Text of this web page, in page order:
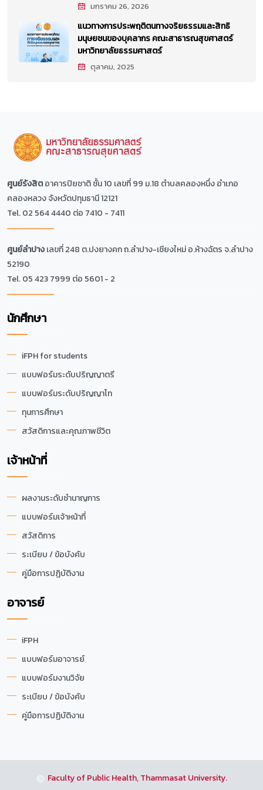
มกราคม 26, 2026
แนวทางการประพฤติตนทางจริยธรรมและสิทธิ
มนุษยชนของบุคลากร คณะสาธารณสุขศาสตร์
มหาวิทยาลัยธรรมศาสตร์
ตุลาคม, 2025
ศูนย์รังสิตอาคารปิยชาติ ชั้น 10 เลขที่ 99 ม.18 ตำบลคลองหนึ่ง อำเภอ
คลองหลวง จังหวัดปทุมธานี 12121
Tel. 02 564 4440 ต่อ 7410 - 7411
ศูนย์ลำปางเลขที่ 248 ต.ปงยางคก ถ.ลำปาง-เชียงใหม่ อ.ห้างฉัตร จ.ลำปาง
52190
Tel. 05 423 7999 ต่อ 5601 - 2
นักศึกษา
iFPH for students
แบบฟอร์มระดับปริญญาตรี
แบบฟอร์มระดับปริญญาโท
ทุนการศึกษา
สวัสดิการและคุณภาพชีวิต
เจ้าหน้าที่
ผลงานระดับชำนาญการ
แบบฟอร์มเจ้าหน้าที่
สวัสดิการ
ระเบียบ / ข้อบังคับ
คู่มือการปฏิบัติงาน
อาจารย์
iFPH
แบบฟอร์มอาจารย์
แบบฟอร์มงานวิจัย
ระเบียบ / ข้อบังคับ
คู่มือการปฏิบัติงาน
Faculty of Public Health, Thammasat University.